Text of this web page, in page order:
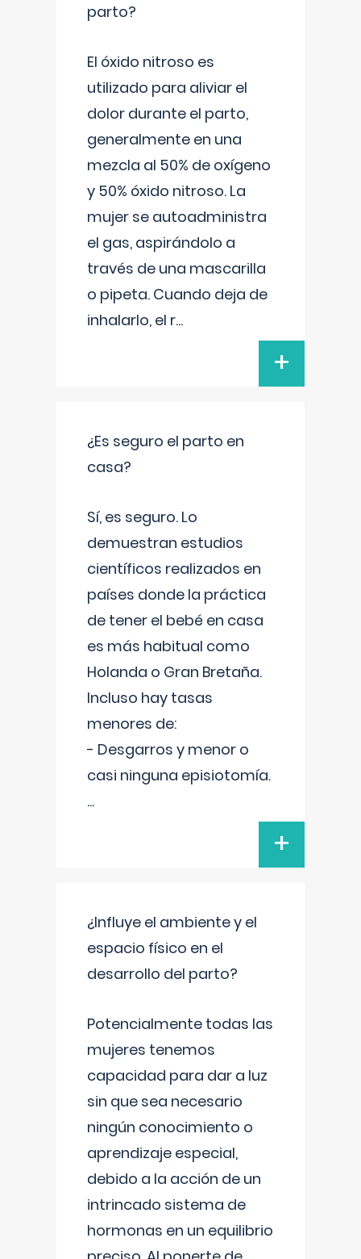
parto?
El óxido nitroso es
utilizado para aliviar el
dolor durante el parto,
generalmente en una
mezcla al 50% de oxígeno
y 50% óxido nitroso. La
mujer se autoadministra
el gas, aspirándolo a
través de una mascarilla
o pipeta. Cuando deja de
inhalarlo, el r...
+
¿Es seguro el parto en
casa?
Sí, es seguro. Lo
demuestran estudios
científicos realizados en
países donde la práctica
de tener el bebé en casa
es más habitual como
Holanda o Gran Bretaña.
Incluso hay tasas
menores de:
- Desgarros y menor o
casi ninguna episiotomía.
...
+
¿Influye el ambiente y el
espacio físico en el
desarrollo del parto?
Potencialmente todas las
mujeres tenemos
capacidad para dar a luz
sin que sea necesario
ningún conocimiento o
aprendizaje especial,
debido a la acción de un
intrincado sistema de
hormonas en un equilibrio